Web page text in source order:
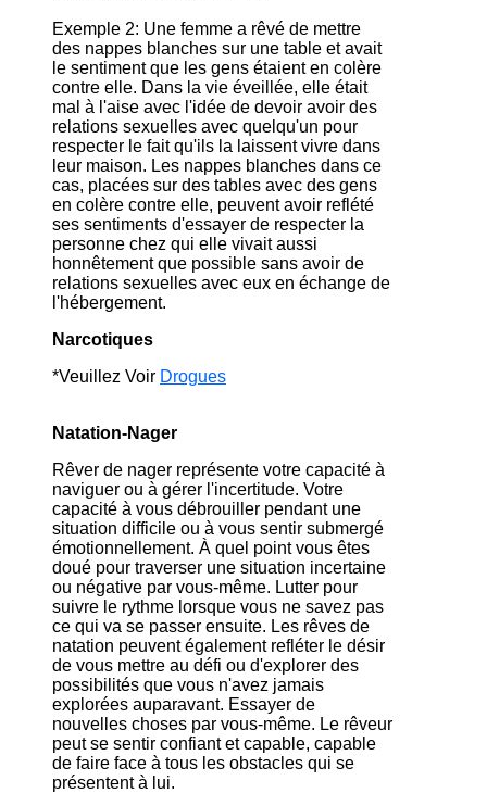
Exemple 2: Une femme a rêvé de mettre
des nappes blanches sur une table et avait
le sentiment que les gens étaient en colère
contre elle. Dans la vie éveillée, elle était
mal à l'aise avec l'idée de devoir avoir des
relations sexuelles avec quelqu'un pour
respecter le fait qu'ils la laissent vivre dans
leur maison. Les nappes blanches dans ce
cas, placées sur des tables avec des gens
en colère contre elle, peuvent avoir reflété
ses sentiments d'essayer de respecter la
personne chez qui elle vivait aussi
honnêtement que possible sans avoir de
relations sexuelles avec eux en échange de
l'hébergement.
Narcotiques
*Veuillez Voir Drogues
Natation-Nager
Rêver de nager représente votre capacité à
naviguer ou à gérer l'incertitude. Votre
capacité à vous débrouiller pendant une
situation difficile ou à vous sentir submergé
émotionnellement. À quel point vous êtes
doué pour traverser une situation incertaine
ou négative par vous-même. Lutter pour
suivre le rythme lorsque vous ne savez pas
ce qui va se passer ensuite. Les rêves de
natation peuvent également refléter le désir
de vous mettre au défi ou d'explorer des
possibilités que vous n'avez jamais
explorées auparavant. Essayer de
nouvelles choses par vous-même. Le rêveur
peut se sentir confiant et capable, capable
de faire face à tous les obstacles qui se
présentent à lui.